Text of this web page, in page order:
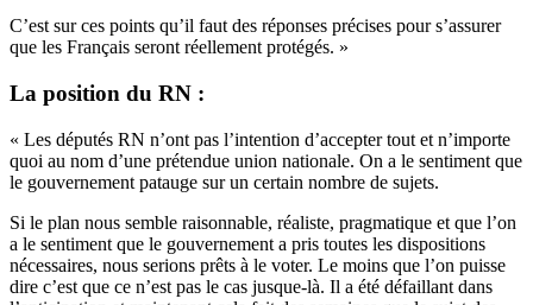
C’est sur ces points qu’il faut des réponses précises pour s’assurer
que les Français seront réellement protégés. »
La position du RN :
« Les députés RN n’ont pas l’intention d’accepter tout et n’importe
quoi au nom d’une prétendue union nationale. On a le sentiment que
le gouvernement patauge sur un certain nombre de sujets.
Si le plan nous semble raisonnable, réaliste, pragmatique et que l’on
a le sentiment que le gouvernement a pris toutes les dispositions
nécessaires, nous serions prêts à le voter. Le moins que l’on puisse
dire c’est que ce n’est pas le cas jusque-là. Il a été défaillant dans